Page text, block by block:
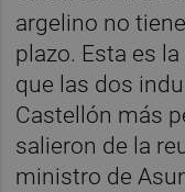
argelino no
plazo. Esta es
que las dos
Castellón más
salieron de la
ministro de